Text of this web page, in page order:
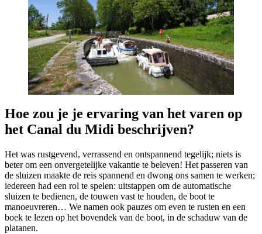
Hoe zou je je ervaring van het varen op
het Canal du Midi beschrijven?
Het was rustgevend, verrassend en ontspannend tegelijk; niets is
beter om een onvergetelijke vakantie te beleven! Het passeren van
de sluizen maakte de reis spannend en dwong ons samen te werken;
iedereen had een rol te spelen: uitstappen om de automatische
sluizen te bedienen, de touwen vast te houden, de boot te
manoeuvreren… We namen ook pauzes om even te rusten en een
boek te lezen op het bovendek van de boot, in de schaduw van de
platanen.